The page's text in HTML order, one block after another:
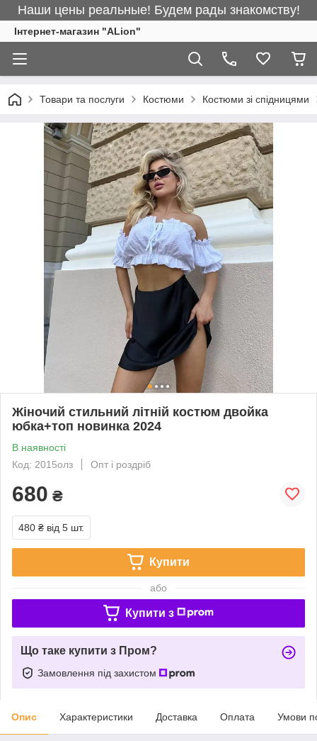
Наши цены реальные! Будем рады знакомству!
Інтернет-магазин "ALіon"
Товари та послуги Костюми Костюми зі спідницями
Жіночий стильний літній костюм двойка
юбка+топ новинка 2024
В наявності
Код: 2015олз
Опт і роздріб
680 ₴
480 ₴ від 5 шт.
Купити
або
Купити з
Що таке купити з Пром?
Замовлення під захистом
Опис Характеристики Доставка Оплата Умови